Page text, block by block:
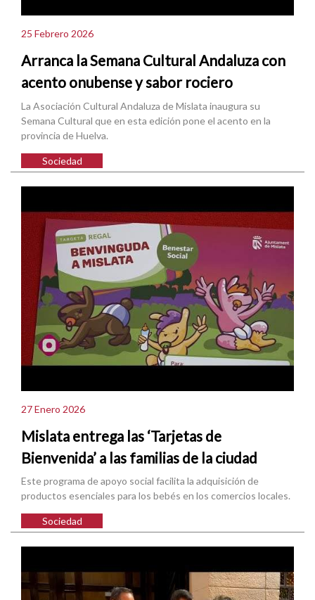
25 Febrero 2026
Arranca la Semana Cultural Andaluza con
acento onubense y sabor rociero
La Asociación Cultural Andaluza de Mislata inaugura su
Semana Cultural que en esta edición pone el acento en la
provincia de Huelva.
Sociedad
27 Enero 2026
Mislata entrega las ‘Tarjetas de
Bienvenida’ a las familias de la ciudad
Este programa de apoyo social facilita la adquisición de
productos esenciales para los bebés en los comercios locales.
Sociedad